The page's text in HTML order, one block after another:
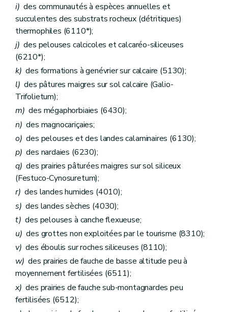
i) des communautés à espèces annuelles et
succulentes des substrats rocheux (détritiques)
thermophiles (6110*);
j) des pelouses calcicoles et calcaréo-siliceuses
(6210*);
k) des formations à genévrier sur calcaire (5130);
l) des pâtures maigres sur sol calcaire (Galio-
Trifolietum);
m) des mégaphorbiaies (6430);
n) des magnocariçaies;
o) des pelouses et des landes calaminaires (6130);
p) des nardaies (6230);
q) des prairies pâturées maigres sur sol siliceux
(Festuco-Cynosuretum);
r) des landes humides (4010);
s) des landes sèches (4030);
t) des pelouses à canche flexueuse;
u) des grottes non exploitées par le tourisme (8310);
v) des éboulis sur roches siliceuses (8110);
w) des prairies de fauche de basse altitude peu à
moyennement fertilisées (6511);
x) des prairies de fauche sub-montagnardes peu
fertilisées (6512);